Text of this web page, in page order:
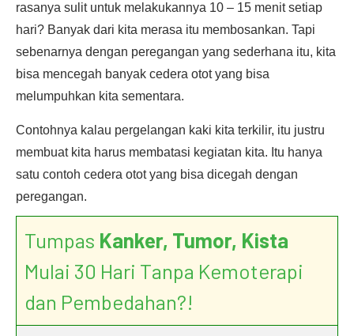
rasanya sulit untuk melakukannya 10 – 15 menit setiap
hari? Banyak dari kita merasa itu membosankan. Tapi
sebenarnya dengan peregangan yang sederhana itu, kita
bisa mencegah banyak cedera otot yang bisa
melumpuhkan kita sementara.
Contohnya kalau pergelangan kaki kita terkilir, itu justru
membuat kita harus membatasi kegiatan kita. Itu hanya
satu contoh cedera otot yang bisa dicegah dengan
peregangan.
Tumpas Kanker, Tumor, Kista
Mulai 30 Hari Tanpa Kemoterapi
dan Pembedahan?!